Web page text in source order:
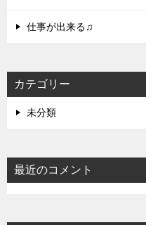
仕事が出来る♫
カテゴリー
未分類
最近のコメント